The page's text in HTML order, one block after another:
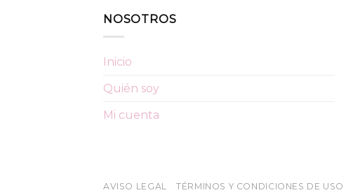
NOSOTROS
Inicio
Quién soy
Mi cuenta
AVISO LEGAL TÉRMINOS Y CONDICIONES DE USO